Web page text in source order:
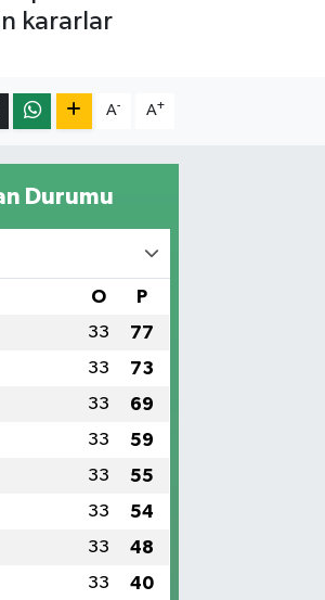
kararlar
A- A+
Durumu
O P
33 77
33 73
33 69
33 59
33 55
33 54
33 48
33 40